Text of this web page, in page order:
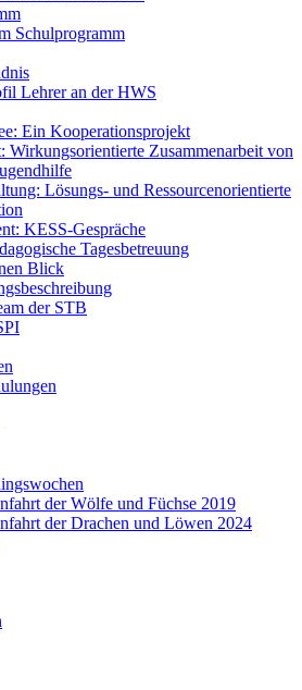
Schulprogramm
Lehrer an der HWS
Ein Kooperationsprojekt
Wirkungsorientierte Zusammenarbeit von
Lösungs- und Ressourcenorientierte
KESS-Gespräche
Tagesbetreuung
Blick
der STB
der Wölfe und Füchse 2019
der Drachen und Löwen 2024